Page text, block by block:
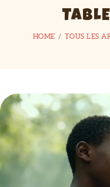
HOME TOUS LES
ACCUEIL
AGENDA
Y